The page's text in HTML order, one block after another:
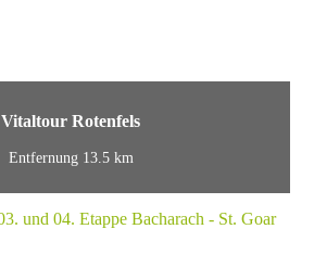
Vitaltour Rotenfels
Entfernung 13.5 km